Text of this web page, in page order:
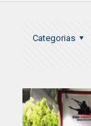
Categorias